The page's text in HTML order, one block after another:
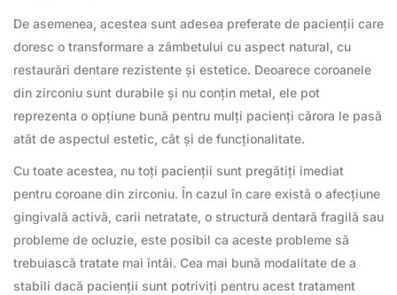
De asemenea, acestea sunt adesea preferate de pacienții care
doresc o transformare a zâmbetului cu aspect natural, cu
restaurări dentare rezistente și estetice. Deoarece coroanele
din zirconiu sunt durabile și nu conțin metal, ele pot
reprezenta o opțiune bună pentru mulți pacienți cărora le pasă
atât de aspectul estetic, cât și de funcționalitate.
Cu toate acestea, nu toți pacienții sunt pregătiți imediat
pentru coroane din zirconiu. În cazul în care există o afecțiune
gingivală activă, carii netratate, o structură dentară fragilă sau
probleme de ocluzie, este posibil ca aceste probleme să
trebuiască tratate mai întâi. Cea mai bună modalitate de a
stabili dacă pacienții sunt potriviți pentru acest tratament